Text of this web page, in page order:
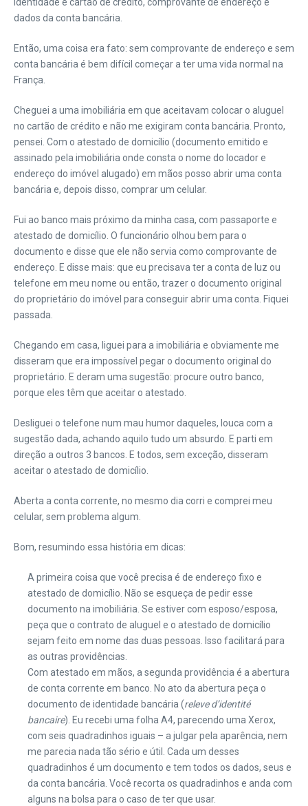
dados da conta bancária.
Então, uma coisa era fato: sem comprovante de endereço e sem
conta bancária é bem difícil começar a ter uma vida normal na
França.
Cheguei a uma imobiliária em que aceitavam colocar o aluguel
no cartão de crédito e não me exigiram conta bancária. Pronto,
pensei. Com o atestado de domicílio (documento emitido e
assinado pela imobiliária onde consta o nome do locador e
endereço do imóvel alugado) em mãos posso abrir uma conta
bancária e, depois disso, comprar um celular.
Fui ao banco mais próximo da minha casa, com passaporte e
atestado de domicílio. O funcionário olhou bem para o
documento e disse que ele não servia como comprovante de
endereço. E disse mais: que eu precisava ter a conta de luz ou
telefone em meu nome ou então, trazer o documento original
do proprietário do imóvel para conseguir abrir uma conta. Fiquei
passada.
Chegando em casa, liguei para a imobiliária e obviamente me
disseram que era impossível pegar o documento original do
proprietário. E deram uma sugestão: procure outro banco,
porque eles têm que aceitar o atestado.
Desliguei o telefone num mau humor daqueles, louca com a
sugestão dada, achando aquilo tudo um absurdo. E parti em
direção a outros 3 bancos. E todos, sem exceção, disseram
aceitar o atestado de domicílio.
Aberta a conta corrente, no mesmo dia corri e comprei meu
celular, sem problema algum.
Bom, resumindo essa história em dicas:
A primeira coisa que você precisa é de endereço fixo e
atestado de domicílio. Não se esqueça de pedir esse
documento na imobiliária. Se estiver com esposo/esposa,
peça que o contrato de aluguel e o atestado de domicílio
sejam feito em nome das duas pessoas. Isso facilitará para
as outras providências.
Com atestado em mãos, a segunda providência é a abertura
de conta corrente em banco. No ato da abertura peça o
documento de identidade bancária (releve d’identité
bancaire). Eu recebi uma folha A4, parecendo uma Xerox,
com seis quadradinhos iguais – a julgar pela aparência, nem
me parecia nada tão sério e útil. Cada um desses
quadradinhos é um documento e tem todos os dados, seus e
da conta bancária. Você recorta os quadradinhos e anda com
alguns na bolsa para o caso de ter que usar.